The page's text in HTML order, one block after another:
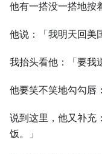
他有一搭没一搭地按
他说：「我明天回美
我抬头看他：「要我
他要笑不笑地勾勾唇
说到这里，他又补充
饭。」